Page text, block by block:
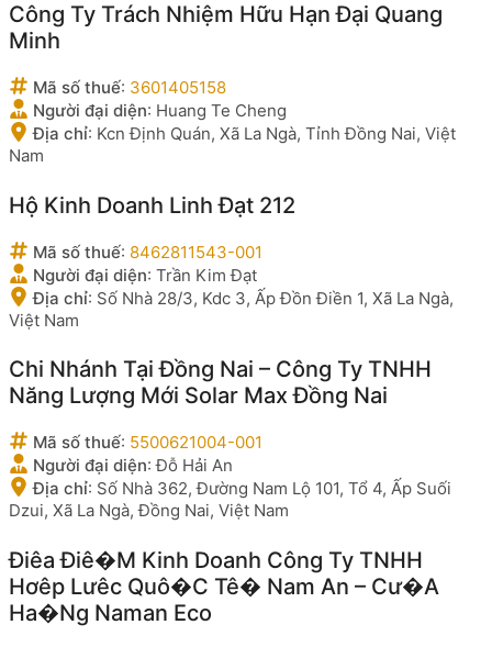
Công Ty Trách Nhiệm Hữu Hạn Đại Quang
Minh
Mã số thuế: 3601405158
Người đại diện: Huang Te Cheng
Địa chỉ: Kcn Định Quán, Xã La Ngà, Tỉnh Đồng Nai, Việt
Nam
Hộ Kinh Doanh Linh Đạt 212
Mã số thuế: 8462811543-001
Người đại diện: Trần Kim Đạt
Địa chỉ: Số Nhà 28/3, Kdc 3, Ấp Đồn Điền 1, Xã La Ngà,
Việt Nam
Chi Nhánh Tại Đồng Nai – Công Ty TNHH
Năng Lượng Mới Solar Max Đồng Nai
Mã số thuế: 5500621004-001
Người đại diện:Đỗ Hải An
Địa chỉ: Số Nhà 362, Đường Nam Lộ 101, Tổ 4, Ấp Suối
Dzui, Xã La Ngà, Đồng Nai, Việt Nam
Điêa Điê�M Kinh Doanh Công Ty TNHH
Hơêp Lưêc Quô�C Tê� Nam An – Cư�A
Ha�Ng Naman Eco